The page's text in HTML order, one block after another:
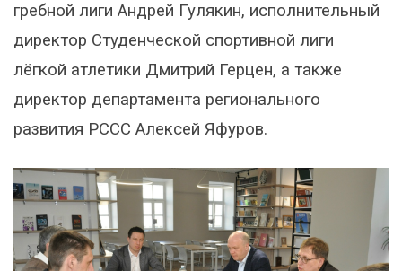
гребной лиги Андрей Гулякин, исполнительный
директор Студенческой спортивной лиги
лёгкой атлетики Дмитрий Герцен, а также
директор департамента регионального
развития РССС Алексей Яфуров.